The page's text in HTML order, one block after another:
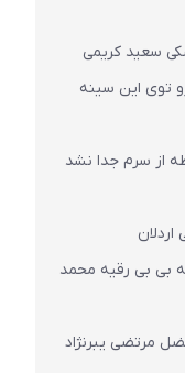
توی این سینه
از سرم جدا نشد
بی بی رقیه محمد
مرتضی یبرنژاد